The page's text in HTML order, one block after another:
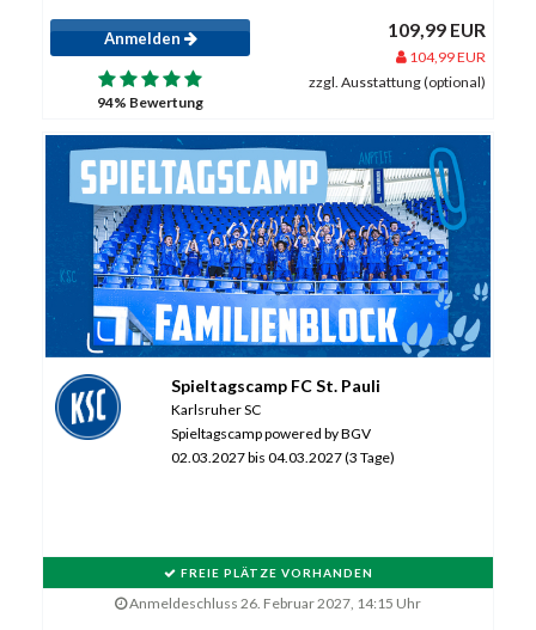
Anmelden
94% Bewertung
109,99 EUR
104,99 EUR
zzgl. Ausstattung (optional)
Spieltagscamp FC St. Pauli
Karlsruher SC
Spieltagscamp powered by BGV
02.03.2027 bis 04.03.2027 (3 Tage)
FREIE PLÄTZE VORHANDEN
Anmeldeschluss 26. Februar 2027, 14:15 Uhr